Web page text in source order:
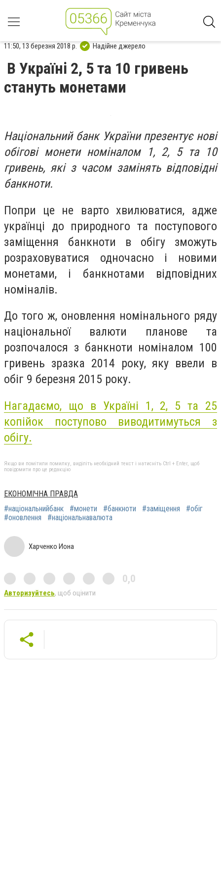
11:50, 13 березня 2018 р. Надійне джерело
В Україні 2, 5 та 10 гривень
стануть монетами
Національний банк України презентує нові
обігові монети номіналом 1, 2, 5 та 10
гривень, які з часом замінять відповідні
банкноти.
Попри це не варто хвилюватися, адже
українці до природного та поступового
заміщення банкноти в обігу зможуть
розраховуватися одночасно і новими
монетами, і банкнотами відповідних
номіналів.
До того ж, оновлення номінального ряду
національної валюти планове та
розпочалося з банкноти номіналом 100
гривень зразка 2014 року, яку ввели в
обіг 9 березня 2015 року.
Нагадаємо, що в Україні 1, 2, 5 та 25
копійок поступово виводитимуться з
обігу.
Якщо ви помітили помилку, виділіть необхідний текст і натисніть Ctrl + Enter, щоб
повідомити про це редакцію
ЕКОНОМІЧНА ПРАВДА
#національнийбанк
#монети #банкноти #заміщення
#обіг
#оновлення
#національнавалюта
Харченко Иона
0,0
Авторизуйтесь, щоб оцінити